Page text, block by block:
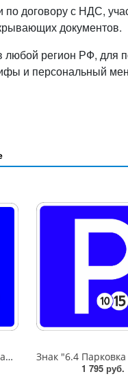
договору с НДС,
документов.
любой регион РФ, для
и персональный
Знак "6.4.2Д Платная парковка для автотранспорта»,B=600,Тип А Коммерческая (3 года),металл 0.8 мм
1 795 руб.